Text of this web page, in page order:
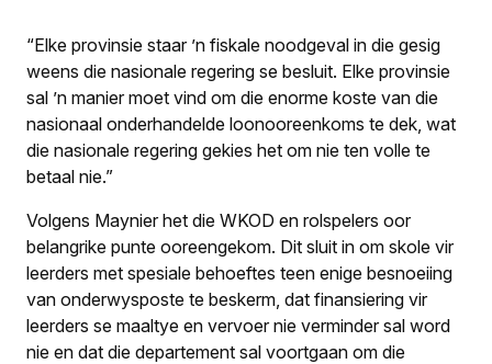
“Elke provinsie staar ’n fiskale noodgeval in die gesig
weens die nasionale regering se besluit. Elke provinsie
sal ’n manier moet vind om die enorme koste van die
nasionaal onderhandelde loonooreenkoms te dek, wat
die nasionale regering gekies het om nie ten volle te
betaal nie.”
Volgens Maynier het die WKOD en rolspelers oor
belangrike punte ooreengekom. Dit sluit in om skole vir
leerders met spesiale behoeftes teen enige besnoeiing
van onderwysposte te beskerm, dat finansiering vir
leerders se maaltye en vervoer nie verminder sal word
nie en dat die departement sal voortgaan om die